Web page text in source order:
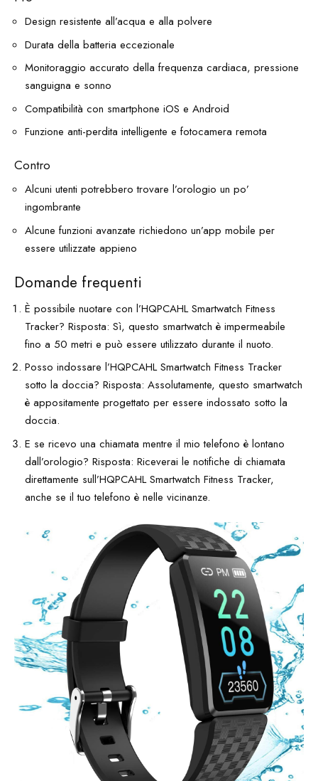
Design resistente all’acqua e alla polvere
Durata della batteria eccezionale
Monitoraggio accurato della frequenza cardiaca, pressione
sanguigna e sonno
Compatibilità con smartphone iOS e Android
Funzione anti-perdita intelligente e fotocamera remota
Contro
Alcuni utenti potrebbero trovare l’orologio un po’
ingombrante
Alcune funzioni avanzate richiedono un’app mobile per
essere utilizzate appieno
Domande frequenti
È possibile nuotare con l’HQPCAHL Smartwatch Fitness
Tracker? Risposta: Sì, questo smartwatch è impermeabile
fino a 50 metri e può essere utilizzato durante il nuoto.
Posso indossare l’HQPCAHL Smartwatch Fitness Tracker
sotto la doccia? Risposta: Assolutamente, questo smartwatch
è appositamente progettato per essere indossato sotto la
doccia.
E se ricevo una chiamata mentre il mio telefono è lontano
dall’orologio? Risposta: Riceverai le notifiche di chiamata
direttamente sull’HQPCAHL Smartwatch Fitness Tracker,
anche se il tuo telefono è nelle vicinanze.